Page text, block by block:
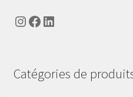
Instagram
Facebook
LinkedIn
Catégories de